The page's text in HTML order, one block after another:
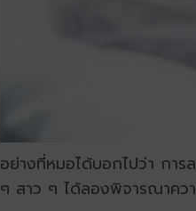
อย่างที่หมอได้บอกไปว่า การ
ๆ สาว ๆ ได้ลองพิจารณาควา